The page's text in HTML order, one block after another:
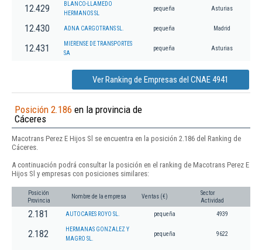
12.429
BLANCO-LLAMEDO
HERMANOS SL
pequeña Asturias
12.430 ADNA CARGOTRANS SL. pequeña Madrid
12.431
MIERENSE DE TRANSPORTES
SA
pequeña Asturias
Ver Ranking de Empresas del CNAE 4941
Posición 2.186 en la provincia de
Cáceres
Macotrans Perez E Hijos Sl se encuentra en la posición 2.186 del Ranking de
Cáceres.
A continuación podrá consultar la posición en el ranking de Macotrans Perez E
Hijos Sl y empresas con posiciones similares:
Posición
Provincia
Nombre de la empresa Ventas (€)
Sector
Actividad
2.181 AUTOCARES ROYO SL. pequeña 4939
2.182
HERMANAS GONZALEZ Y
MAGRO SL.
pequeña 9622